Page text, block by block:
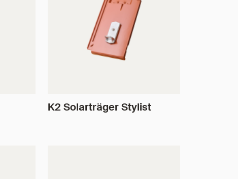
K2 Solarträger Stylist